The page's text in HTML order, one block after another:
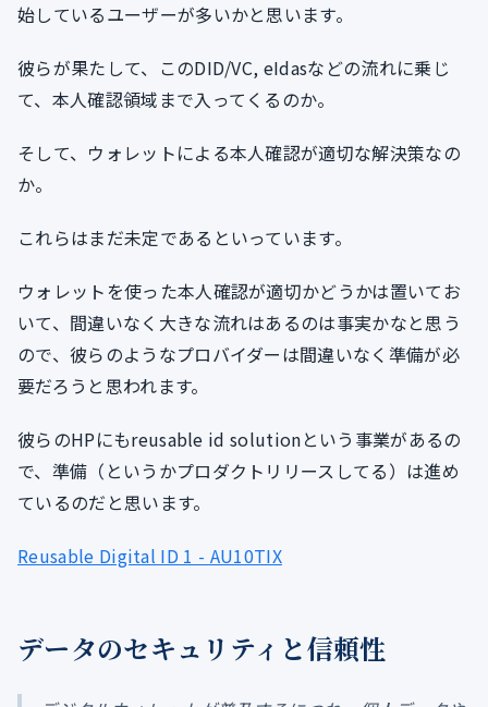
始しているユーザーが多いかと思います。
彼らが果たして、このDID/VC, eIdasなどの流れに乗じ
て、本人確認領域まで入ってくるのか。
そして、ウォレットによる本人確認が適切な解決策なの
か。
これらはまだ未定であるといっています。
ウォレットを使った本人確認が適切かどうかは置いてお
いて、間違いなく大きな流れはあるのは事実かなと思う
ので、彼らのようなプロバイダーは間違いなく準備が必
要だろうと思われます。
彼らのHPにもreusable id solutionという事業があるの
で、準備（というかプロダクトリリースしてる）は進め
ているのだと思います。
Reusable Digital ID 1 - AU10TIX
データのセキュリティと信頼性